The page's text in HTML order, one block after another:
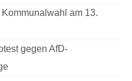
am 13.
gegen AfD-